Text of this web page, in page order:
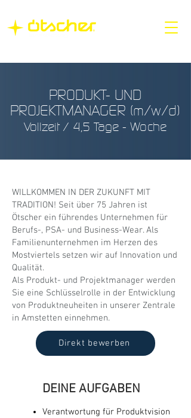
PRODUKT- UND
PROJEKTMANAGER (m/w/d)
Vollzeit / 4,5 Tage - Woche
WILLKOMMEN IN DER ZUKUNFT MIT
TRADITION! Seit über 75 Jahren ist
Ötscher ein führendes Unternehmen für
Berufs-, PSA- und Business-Wear. Als
Familienunternehmen im Herzen des
Mostviertels setzen wir auf Innovation und
Qualität.
Als Produkt- und Projektmanager werden
Sie eine Schlüsselrolle in der Entwicklung
von Produktneuheiten in unserer Zentrale
in Amstetten einnehmen.
Direkt bewerben
DEINE AUFGABEN
Verantwortung für Produktvision